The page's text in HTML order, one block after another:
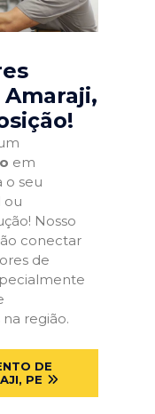
em
o seu
ou
Nosso
conectar
de
região.
DE
PE